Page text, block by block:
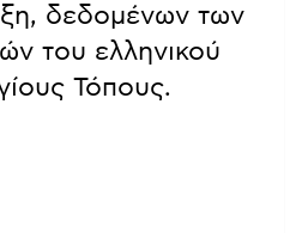
δεδομένων των
του ελληνικού
Τόπους.